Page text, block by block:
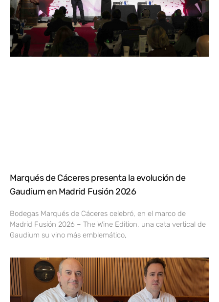
Marqués de Cáceres presenta la evolución de
Gaudium en Madrid Fusión 2026
Bodegas Marqués de Cáceres celebró, en el marco de
Madrid Fusión 2026 – The Wine Edition, una cata vertical de
Gaudium su vino más emblemático,